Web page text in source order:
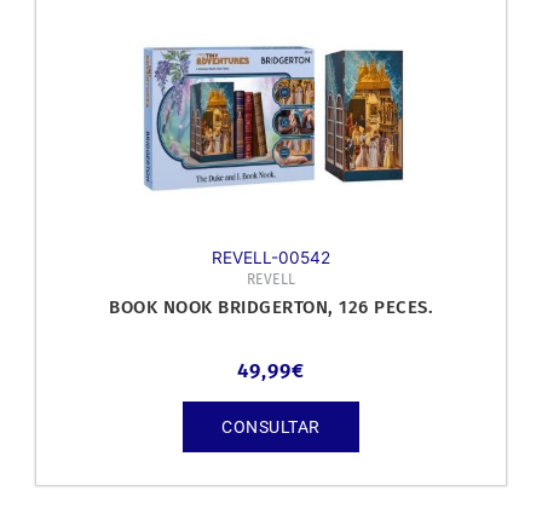
REVELL-00542
REVELL
BOOK NOOK BRIDGERTON, 126 PECES.
49,99€
CONSULTAR